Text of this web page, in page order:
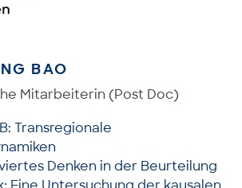
BAO
Mitarbeiterin (Post Doc)
Transregionale
Denken in der Beurteilung